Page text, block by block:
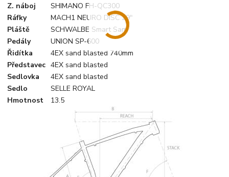
Z. náboj
SHIMANO FH-QC300
Ráfky
MACH1 NEURO DISC 29"
Pláště
SCHWALBE Smart Sam
Pedály
UNION SP-600
Řidítka
4EX sand blasted 740mm
Představec 4EX sand blasted
Sedlovka
4EX sand blasted
Sedlo
SELLE ROYAL
Hmotnost
13.5